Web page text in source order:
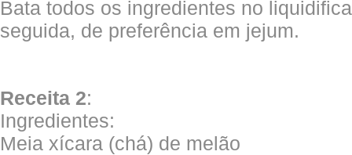
Bata todos os ingredientes no
seguida, de preferência em jejum.
Receita 2:
Ingredientes:
Meia xícara (chá) de melão